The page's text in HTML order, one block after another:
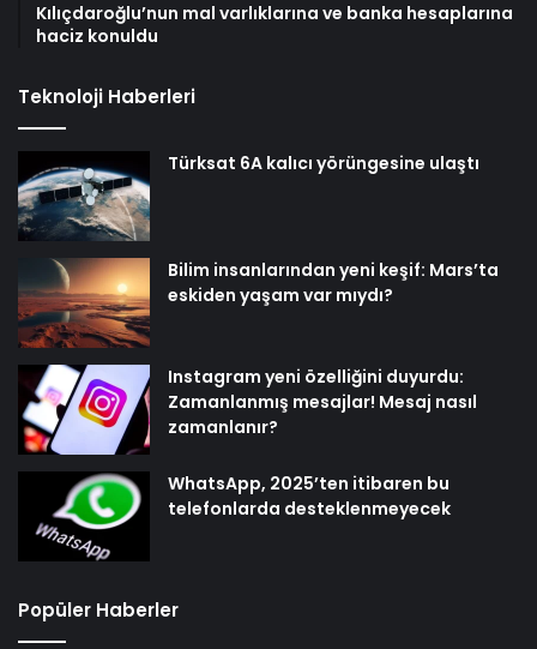
Kılıçdaroğlu’nun mal varlıklarına ve banka hesaplarına
haciz konuldu
Teknoloji Haberleri
Türksat 6A kalıcı yörüngesine ulaştı
Bilim insanlarından yeni keşif: Mars’ta
eskiden yaşam var mıydı?
Instagram yeni özelliğini duyurdu:
Zamanlanmış mesajlar! Mesaj nasıl
zamanlanır?
WhatsApp, 2025’ten itibaren bu
telefonlarda desteklenmeyecek
Popüler Haberler